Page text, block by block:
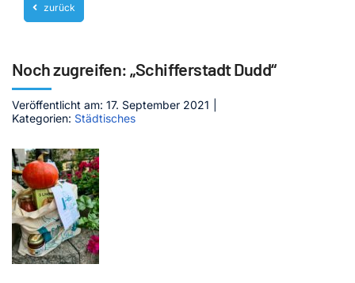
Unternehmen
Mediathek
Jetzt abonnieren
Kontakt
zurück
Noch zugreifen: „Schifferstadt Dudd“
Veröffentlicht am: 17. September 2021
Kategorien: Städtisches